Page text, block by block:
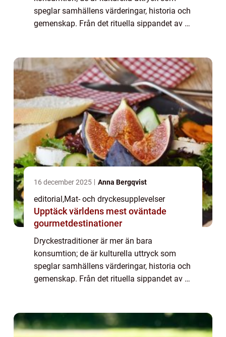
speglar samhällens värderingar, historia och
gemenskap. Från det rituella sippandet av te
16 december 2025 Anna Bergqvist
editorial,Mat- och dryckesupplevelser
Upptäck världens mest oväntade
gourmetdestinationer
Dryckestraditioner är mer än bara
konsumtion; de är kulturella uttryck som
speglar samhällens värderingar, historia och
gemenskap. Från det rituella sippandet av te